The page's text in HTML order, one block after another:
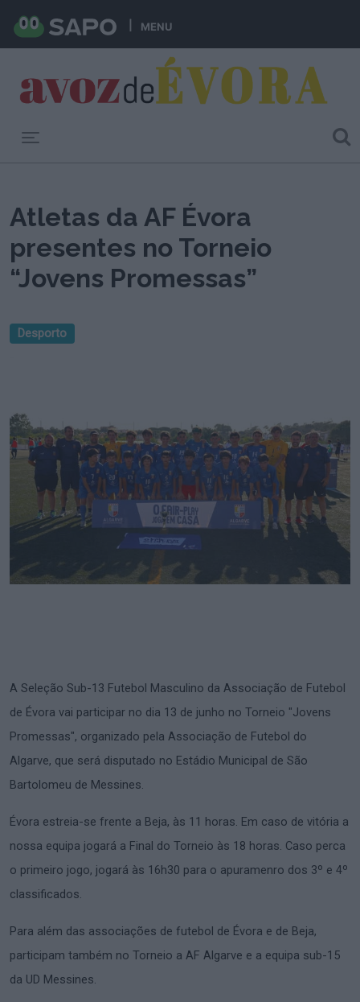
MENU
Atletas da AF Évora
presentes no Torneio
“Jovens Promessas”
Desporto
A Seleção Sub-13 Futebol Masculino da Associação de Futebol
de Évora vai participar no dia 13 de junho no Torneio "Jovens
Promessas", organizado pela Associação de Futebol do
Algarve, que será disputado no Estádio Municipal de São
Bartolomeu de Messines.
Évora estreia-se frente a Beja, às 11 horas. Em caso de vitória a
nossa equipa jogará a Final do Torneio às 18 horas. Caso perca
o primeiro jogo, jogará às 16h30 para o apuramenro dos 3º e 4º
classificados.
Para além das associações de futebol de Évora e de Beja,
participam também no Torneio a AF Algarve e a equipa sub-15
da UD Messines.